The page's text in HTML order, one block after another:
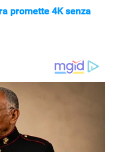
promette 4K senza